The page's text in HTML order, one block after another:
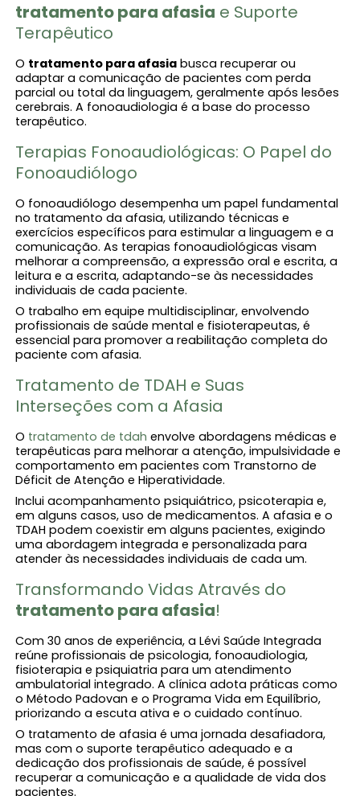
tratamento para afasia e Suporte
Terapêutico
O tratamento para afasia busca recuperar ou
adaptar a comunicação de pacientes com perda
parcial ou total da linguagem, geralmente após lesões
cerebrais. A fonoaudiologia é a base do processo
terapêutico.
Terapias Fonoaudiológicas: O Papel do
Fonoaudiólogo
O fonoaudiólogo desempenha um papel fundamental
no tratamento da afasia, utilizando técnicas e
exercícios específicos para estimular a linguagem e a
comunicação. As terapias fonoaudiológicas visam
melhorar a compreensão, a expressão oral e escrita, a
leitura e a escrita, adaptando-se às necessidades
individuais de cada paciente.
O trabalho em equipe multidisciplinar, envolvendo
profissionais de saúde mental e fisioterapeutas, é
essencial para promover a reabilitação completa do
paciente com afasia.
Tratamento de TDAH e Suas
Interseções com a Afasia
O tratamento de tdah envolve abordagens médicas e
terapêuticas para melhorar a atenção, impulsividade e
comportamento em pacientes com Transtorno de
Déficit de Atenção e Hiperatividade.
Inclui acompanhamento psiquiátrico, psicoterapia e,
em alguns casos, uso de medicamentos. A afasia e o
TDAH podem coexistir em alguns pacientes, exigindo
uma abordagem integrada e personalizada para
atender às necessidades individuais de cada um.
Transformando Vidas Através do
tratamento para afasia!
Com 30 anos de experiência, a Lévi Saúde Integrada
reúne profissionais de psicologia, fonoaudiologia,
fisioterapia e psiquiatria para um atendimento
ambulatorial integrado. A clínica adota práticas como
o Método Padovan e o Programa Vida em Equilíbrio,
priorizando a escuta ativa e o cuidado contínuo.
O tratamento de afasia é uma jornada desafiadora,
mas com o suporte terapêutico adequado e a
dedicação dos profissionais de saúde, é possível
recuperar a comunicação e a qualidade de vida dos
pacientes.